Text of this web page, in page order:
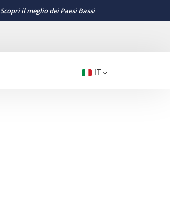
Scopri il meglio dei Paesi Bassi
IT